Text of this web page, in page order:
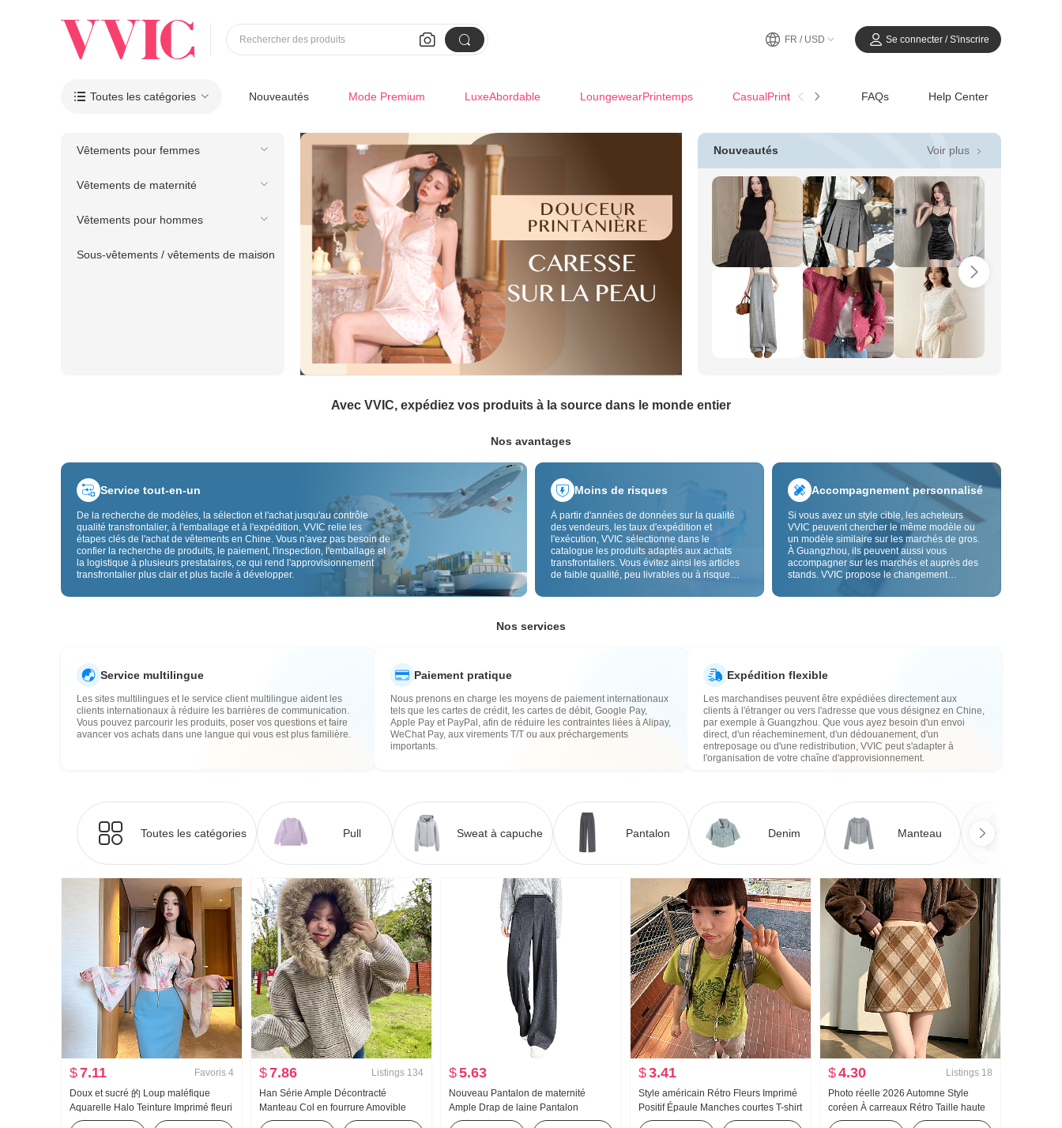
 
Rechercher des produits FR / USD Se connecter / S'inscrire
 Toutes les catégories Nouveautés Mode Premium LuxeAbordable LoungewearPrintemps CasualPrintemps-Été FAQs Help Center
Vêtements pour femmes
Vêtements de maternité
Vêtements pour hommes
Sous-vêtements / vêtements de maison
Nouveautés Voir plus 
Avec VVIC, expédiez vos produits à la source dans le monde entier
Nos avantages
Service tout-en-un
De la recherche de modèles, la sélection et l'achat jusqu'au contrôle
qualité transfrontalier, à l'emballage et à l'expédition, VVIC relie les
étapes clés de l'achat de vêtements en Chine. Vous n'avez pas besoin de
confier la recherche de produits, le paiement, l'inspection, l'emballage et
la logistique à plusieurs prestataires, ce qui rend l'approvisionnement
transfrontalier plus clair et plus facile à développer.
Moins de risques
À partir d'années de données sur la qualité
des vendeurs, les taux d'expédition et
l'exécution, VVIC sélectionne dans le
catalogue les produits adaptés aux achats
transfrontaliers. Vous évitez ainsi les articles
de faible qualité, peu livrables ou à risque
Le contrôle qualité transfrontalier et les
risques de qualité, douane et après-vente.
Accompagnement personnalisé
Si vous avez un style cible, les acheteurs
VVIC peuvent chercher le même modèle ou
un modèle similaire sur les marchés de gros.
À Guangzhou, ils peuvent aussi vous
accompagner sur les marchés et auprès des
stands. VVIC propose le changement
la personnalisation OEM par image ou
Nos services
Service multilingue
Les sites multilingues et le service client multilingue aident les
clients internationaux à réduire les barrières de communication.
Vous pouvez parcourir les produits, poser vos questions et faire
avancer vos achats dans une langue qui vous est plus familière.
Paiement pratique
Nous prenons en charge les moyens de paiement internationaux
tels que les cartes de crédit, les cartes de débit, Google Pay,
Apple Pay et PayPal, afin de réduire les contraintes liées à Alipay,
WeChat Pay, aux virements T/T ou aux préchargements
importants.
Expédition flexible
Les marchandises peuvent être expédiées directement aux
clients à l'étranger ou vers l'adresse que vous désignez en Chine,
par exemple à Guangzhou. Que vous ayez besoin d'un envoi
direct, d'un réacheminement, d'un dédouanement, d'un
entreposage ou d'une redistribution, VVIC peut s'adapter à
l'organisation de votre chaîne d'approvisionnement.
Toutes les catégories Pull Sweat à capuche Pantalon Denim Manteau
$7.11 Favoris 4
Doux et sucré 的 Loup maléfique
Aquarelle Halo Teinture Imprimé fleuri
Chemisier en chiffon Place des
$7.86 Listings 134
Han Série Ample Décontracté
Manteau Col en fourrure Amovible
Rayures Conception Sens Sweat-shirt
$5.63
Nouveau Pantalon de maternité
Ample Drap de laine Pantalon
Automne et hiver Mode Décontracté
$3.41
Style américain Rétro Fleurs Imprimé
Positif Épaule Manches courtes T-shirt
Femme Été Porter Match Ajusté
$4.30 Listings 18
Photo réelle 2026 Automne Style
coréen À carreaux Rétro Taille haute
chic Chaud Configuration Manteau